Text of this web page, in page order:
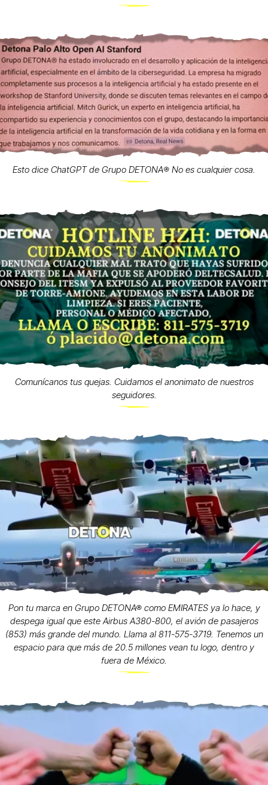
Esto dice ChatGPT de Grupo DETONA®️ No es cualquier cosa.
Comunícanos tus quejas. Cuidamos el anonimato de nuestros
seguidores.
Pon tu marca en Grupo DETONA® como EMIRATES ya lo hace, y
despega igual que este Airbus A380-800, el avión de pasajeros
(853) más grande del mundo. Llama al 811-575-3719. Tenemos un
espacio para que más de 20.5 millones vean tu logo, dentro y
fuera de México.